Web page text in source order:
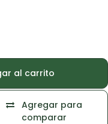
al carrito
Agregar para
comparar